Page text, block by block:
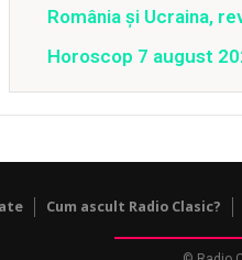
România și Ucraina,
Horoscop 7 august
Cum ascult Radio Clasic?